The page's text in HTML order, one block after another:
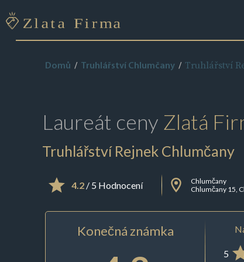
Domů Truhlářství Chlumčany Truhlářství
Laureát ceny Zlatá
Truhlářství Rejnek Chlumčany
4.2/ 5 Hodnocení
Chlumčany
Chlumčany 15,
Konečná známka
5